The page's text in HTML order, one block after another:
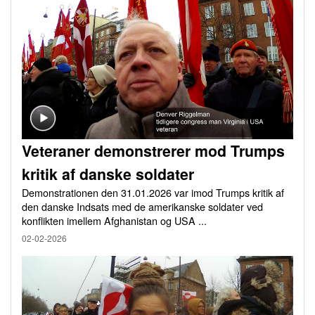
Veteraner demonstrerer mod Trumps
kritik af danske soldater
Demonstrationen den 31.01.2026 var imod Trumps kritik af
den danske Indsats med de amerikanske soldater ved
konflikten imellem Afghanistan og USA ...
02-02-2026